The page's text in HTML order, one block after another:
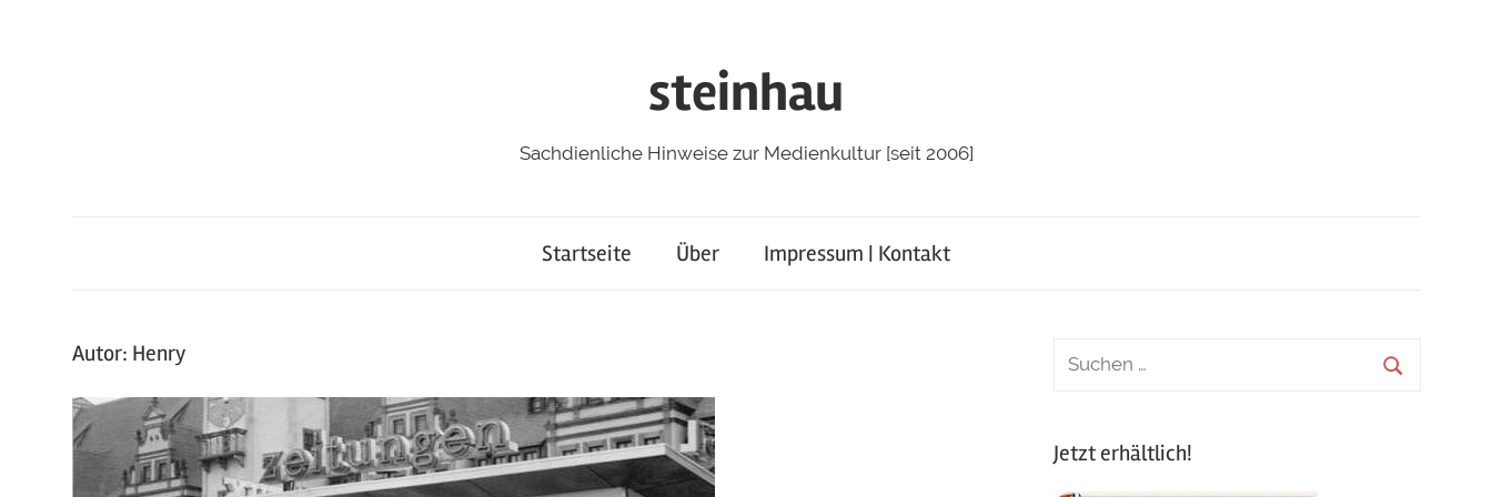
steinhau
Sachdienliche Hinweise zur Medienkultur [seit 2006]
Startseite Über Impressum | Kontakt
Autor: Henry
Jetzt erhältlich!